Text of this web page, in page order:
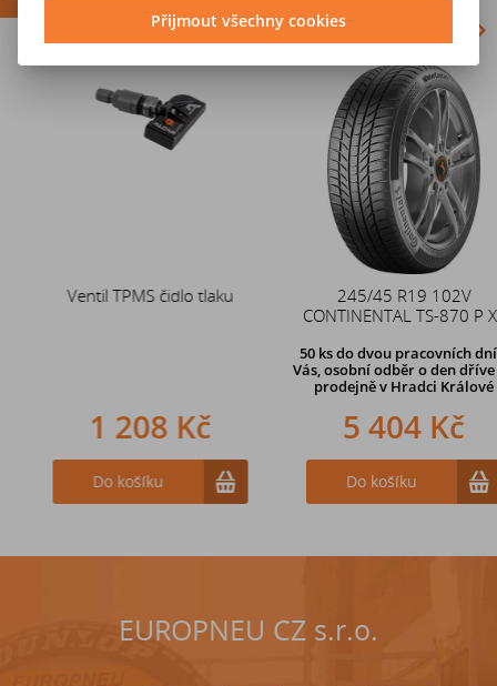
Ventil TPMS čidlo tlaku
1 208 Kč
Do košíku
245/45 R19 102V
CONTINENTAL TS-870 P XL
50 ksdo dvou pracovních dní u
Vás, osobní odběr o den dřívena
prodejně v Hradci Králové
5 404 Kč
Do košíku
Duše 12x4 (4.00-4) kovový
zahnutý ventil TR87
242 Kč
Do košíku
EUROPNEU CZ s.r.o.
Přijmout všechny cookies